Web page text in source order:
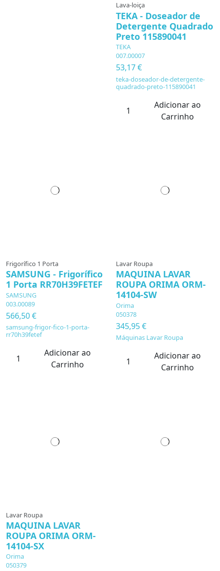
Lava-loiça
TEKA - Doseador de
Detergente Quadrado
Preto 115890041
TEKA
007.00007
53,17 €
teka-doseador-de-detergente-
quadrado-preto-115890041
Adicionar ao
Carrinho
Frigorífico 1 Porta
SAMSUNG - Frigorífico
1 Porta RR70H39FETEF
SAMSUNG
003.00089
566,50 €
samsung-frigor-fico-1-porta-
rr70h39fetef
Adicionar ao
Carrinho
Lavar Roupa
MAQUINA LAVAR
ROUPA ORIMA ORM-
14104-SW
Orima
050378
345,95 €
Máquinas Lavar Roupa
Adicionar ao
Carrinho
Lavar Roupa
MAQUINA LAVAR
ROUPA ORIMA ORM-
14104-SX
Orima
050379